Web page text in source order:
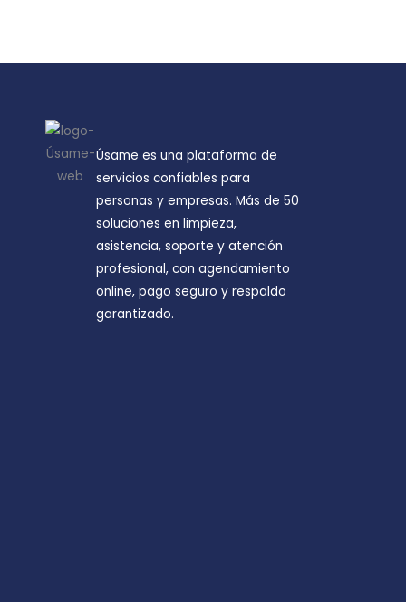
Úsame es una plataforma de
servicios confiables para
personas y empresas. Más de 50
soluciones en limpieza,
asistencia, soporte y atención
profesional, con agendamiento
online, pago seguro y respaldo
garantizado.